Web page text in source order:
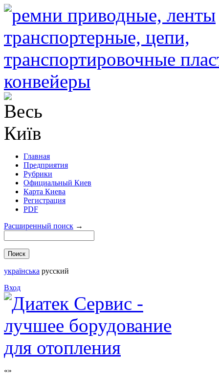
Главная
Предприятия
Рубрики
Официальный Киев
Карта Киева
Регистрация
PDF
Расширенный поиск →
українська русский
Вход